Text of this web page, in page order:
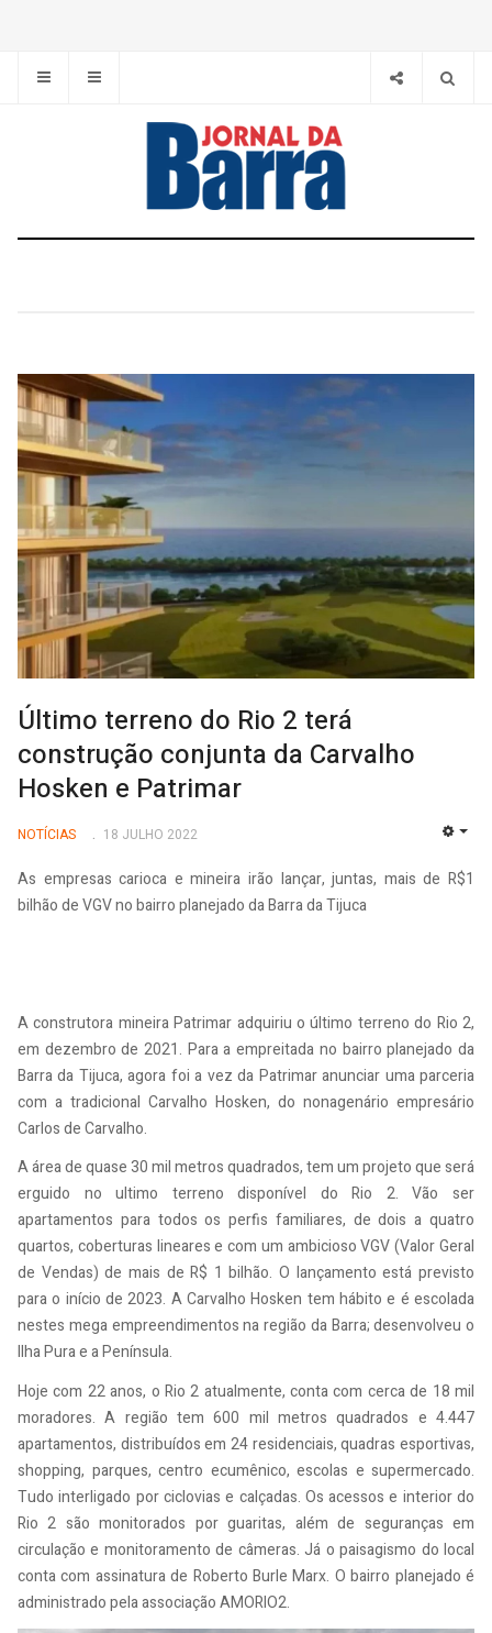
Último terreno do Rio 2 terá
construção conjunta da Carvalho
Hosken e Patrimar
NOTÍCIAS 18 JULHO 2022
As empresas carioca e mineira irão lançar, juntas, mais de R$1
bilhão de VGV no bairro planejado da Barra da Tijuca
A construtora mineira Patrimar adquiriu o último terreno do Rio 2,
em dezembro de 2021. Para a empreitada no bairro planejado da
Barra da Tijuca, agora foi a vez da Patrimar anunciar uma parceria
com a tradicional Carvalho Hosken, do nonagenário empresário
Carlos de Carvalho.
A área de quase 30 mil metros quadrados, tem um projeto que será
erguido no ultimo terreno disponível do Rio 2. Vão ser
apartamentos para todos os perfis familiares, de dois a quatro
quartos, coberturas lineares e com um ambicioso VGV (Valor Geral
de Vendas) de mais de R$ 1 bilhão. O lançamento está previsto
para o início de 2023. A Carvalho Hosken tem hábito e é escolada
nestes mega empreendimentos na região da Barra; desenvolveu o
Ilha Pura e a Península.
Hoje com 22 anos, o Rio 2 atualmente, conta com cerca de 18 mil
moradores. A região tem 600 mil metros quadrados e 4.447
apartamentos, distribuídos em 24 residenciais, quadras esportivas,
shopping, parques, centro ecumênico, escolas e supermercado.
Tudo interligado por ciclovias e calçadas. Os acessos e interior do
Rio 2 são monitorados por guaritas, além de seguranças em
circulação e monitoramento de câmeras. Já o paisagismo do local
conta com assinatura de Roberto Burle Marx. O bairro planejado é
administrado pela associação AMORIO2.